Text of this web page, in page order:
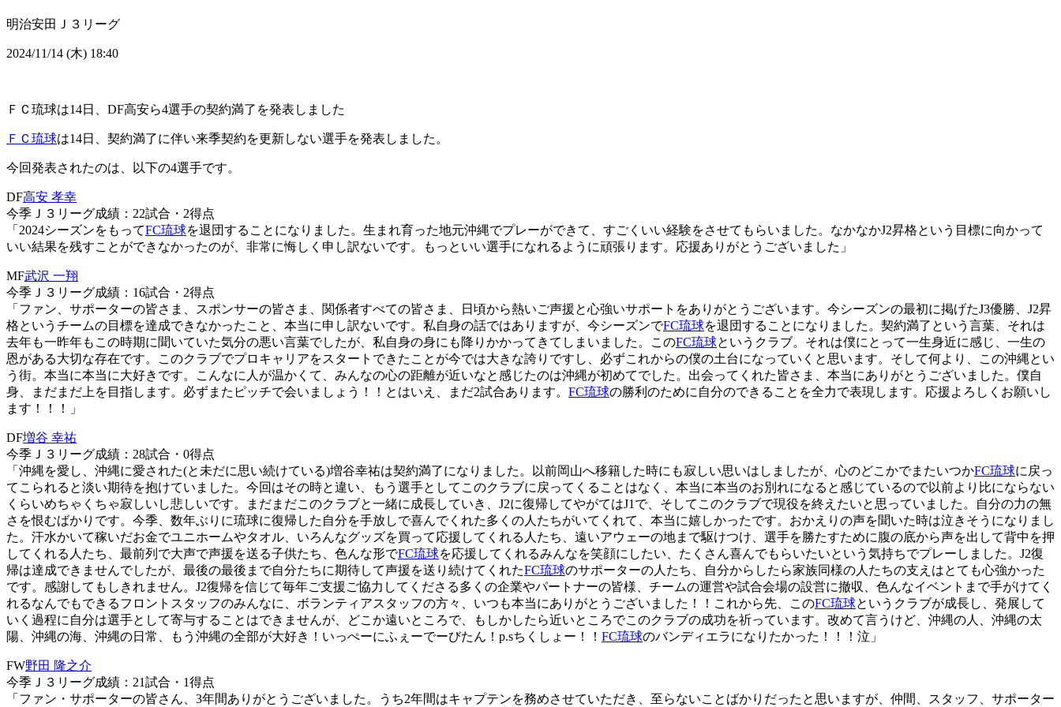
明治安田Ｊ３リーグ
2024/11/14 (木) 18:40
ＦＣ琉球は14日、DF高安ら4選手の契約満了を発表しました
ＦＣ琉球は14日、契約満了に伴い来季契約を更新しない選手を発表しました。
今回発表されたのは、以下の4選手です。
DF高安 孝幸
今季Ｊ３リーグ成績：22試合・2得点
「2024シーズンをもってFC琉球を退団することになりました。生まれ育った地元沖縄でプレーができて、すごくいい経験をさせてもらいました。なかなかJ2昇格という目標に向かって
いい結果を残すことができなかったのが、非常に悔しく申し訳ないです。もっといい選手になれるように頑張ります。応援ありがとうございました」
MF武沢 一翔
今季Ｊ３リーグ成績：16試合・2得点
「ファン、サポーターの皆さま、スポンサーの皆さま、関係者すべての皆さま、日頃から熱いご声援と心強いサポートをありがとうございます。今シーズンの最初に掲げたJ3優勝、J2昇
格というチームの目標を達成できなかったこと、本当に申し訳ないです。私自身の話ではありますが、今シーズンでFC琉球を退団することになりました。契約満了という言葉、それは
去年も一昨年もこの時期に聞いていた気分の悪い言葉でしたが、私自身の身にも降りかかってきてしまいました。このFC琉球というクラブ。それは僕にとって一生身近に感じ、一生の
恩がある大切な存在です。このクラブでプロキャリアをスタートできたことが今では大きな誇りですし、必ずこれからの僕の土台になっていくと思います。そして何より、この沖縄とい
う街。本当に本当に大好きです。こんなに人が温かくて、みんなの心の距離が近いなと感じたのは沖縄が初めてでした。出会ってくれた皆さま、本当にありがとうございました。僕自
身、まだまだ上を目指します。必ずまたピッチで会いましょう！！とはいえ、まだ2試合あります。 FC琉球の勝利のために自分のできることを全力で表現します。応援よろしくお願いし
ます！！！」
DF増谷 幸祐
今季Ｊ３リーグ成績：28試合・0得点
「沖縄を愛し、沖縄に愛された(と未だに思い続けている)増谷幸祐は契約満了になりました。以前岡山へ移籍した時にも寂しい思いはしましたが、心のどこかでまたいつかFC琉球に戻っ
てこられると淡い期待を抱けていました。今回はその時と違い、もう選手としてこのクラブに戻ってくることはなく、本当に本当のお別れになると感じているので以前より比にならない
くらいめちゃくちゃ寂しいし悲しいです。まだまだこのクラブと一緒に成長していき、J2に復帰してやがてはJ1で、そしてこのクラブで現役を終えたいと思っていました。自分の力の無
さを恨むばかりです。今季、数年ぶりに琉球に復帰した自分を手放しで喜んでくれた多くの人たちがいてくれて、本当に嬉しかったです。おかえりの声を聞いた時は泣きそうになりまし
た。汗水かいて稼いだお金でユニホームやタオル、いろんなグッズを買って応援してくれる人たち、遠いアウェーの地まで駆けつけ、選手を勝たすために腹の底から声を出して背中を押
してくれる人たち、最前列で大声で声援を送る子供たち、色んな形でFC琉球を応援してくれるみんなを笑顔にしたい、たくさん喜んでもらいたいという気持ちでプレーしました。J2復
帰は達成できませんでしたが、最後の最後まで自分たちに期待して声援を送り続けてくれたFC琉球のサポーターの人たち、自分からしたら家族同様の人たちの支えはとても心強かった
です。感謝してもしきれません。J2復帰を信じて毎年ご支援ご協力してくださる多くの企業やパートナーの皆様、チームの運営や試合会場の設営に撤収、色んなイベントまで手がけてく
れるなんでもできるフロントスタッフのみんなに、ボランティアスタッフの方々、いつも本当にありがとうございました！！これから先、このFC琉球というクラブが成長し、発展して
いく過程に自分は選手として寄与することはできませんが、どこか遠いところで、もしかしたら近いところでこのクラブの成功を祈っています。改めて言うけど、沖縄の人、沖縄の太
陽、沖縄の海、沖縄の日常、もう沖縄の全部が大好き！いっぺーにふぇーでーびたん！p.sちくしょー！！ FC琉球のバンディエラになりたかった！！！泣」
FW野田 隆之介
今季Ｊ３リーグ成績：21試合・1得点
「ファン・サポーターの皆さん、3年間ありがとうございました。うち2年間はキャプテンを務めさせていただき、至らないことばかりだったと思いますが、仲間、スタッフ、サポーター